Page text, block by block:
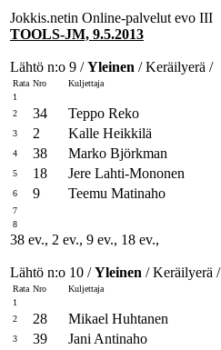
Jokkis.netin Online-palvelut evo III
TOOLS-JM, 9.5.2013
Lähtö n:o 9 /Yleinen / Keräilyerä /
Rata Nro Kuljettaja
1
2
34 Teppo Reko
3 2 Kalle Heikkilä
4 38 Marko Björkman
5 18 Jere Lahti-Mononen
6 9 Teemu Matinaho
7
8
38 ev., 2 ev., 9 ev., 18 ev.,
Lähtö n:o 10 /Yleinen / Keräilyerä /
Rata Nro Kuljettaja
1
2
28 Mikael Huhtanen
3 39 Jani Antinaho